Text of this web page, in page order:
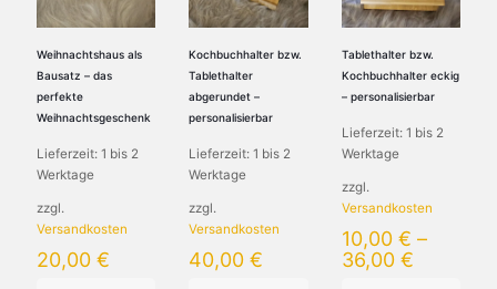
Die
Optionen
können
auf
der
Produktseite
werden
Die
Optionen
können
auf
der
gewählt
werden
Weihnachtshaus als
Bausatz – das
perfekte
Weihnachtsgeschenk
Lieferzeit: 1 bis 2
Werktage
zzgl.
Versandkosten
20,00 €
Kochbuchhalter bzw.
Tablethalter
abgerundet –
personalisierbar
Lieferzeit:1 bis 2
Werktage
zzgl.
Versandkosten
40,00€
Tablethalter bzw.
Kochbuchhalter eckig
– personalisierbar
Lieferzeit: 1 bis 2
Werktage
zzgl.
Versandkosten
10,00 € –
36,00 €